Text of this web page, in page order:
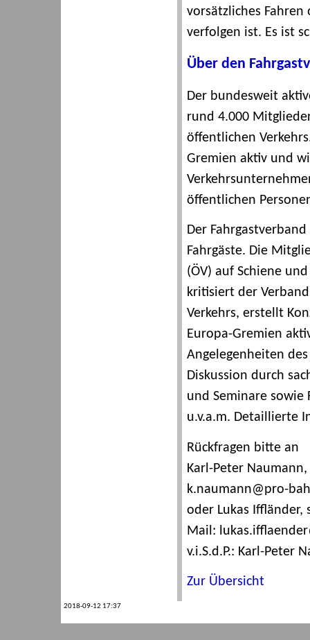
vorsätzliches
verfolgen ist. Es ist
Über den
Der bundesweit
rund 4.000
öffentlichen
Gremien aktiv und
öffentlichen
Der
Fahrgäste. Die
(ÖV) auf Schiene
kritisiert der
Verkehrs, erstellt
Europa-Gremien
Angelegenheiten
Diskussion durch
und Seminare sowie
u.v.a.m. Detaillierte
Rückfragen bitte an
Karl-Peter
k.naumann@pro-
oder Lukas Iffländer,
Mail:
v.i.S.d.P.: Karl-Peter
Zur Übersicht
2018-09-12 17:37